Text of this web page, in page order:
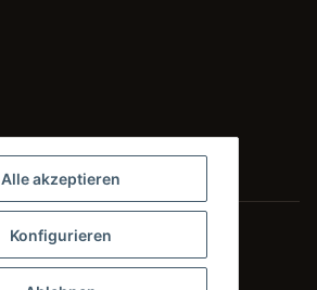
Alle akzeptieren
Konfigurieren